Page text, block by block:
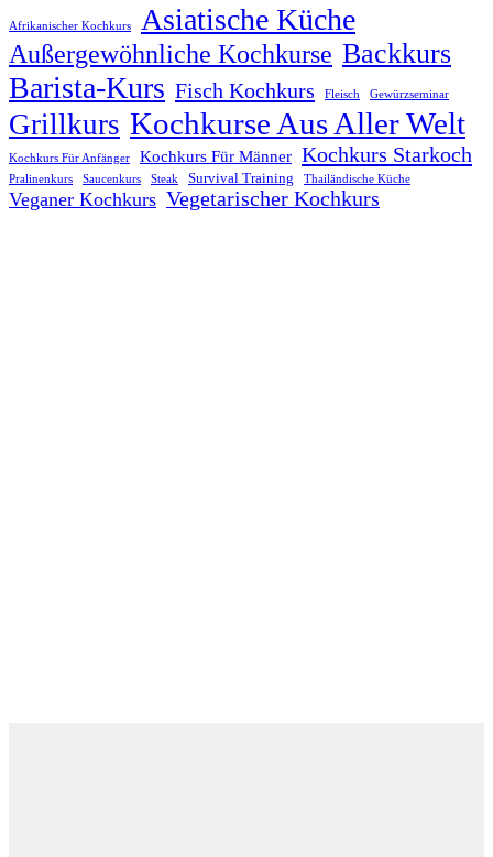
Afrikanischer Kochkurs Asiatische Küche
Außergewöhnliche Kochkurse Backkurs
Barista-Kurs Fisch Kochkurs Fleisch Gewürzseminar
Grillkurs Kochkurse Aus Aller Welt
Kochkurs Für Anfänger Kochkurs Für Männer Kochkurs Starkoch
Pralinenkurs Saucenkurs Steak Survival Training Thailändische Küche
Veganer Kochkurs Vegetarischer Kochkurs